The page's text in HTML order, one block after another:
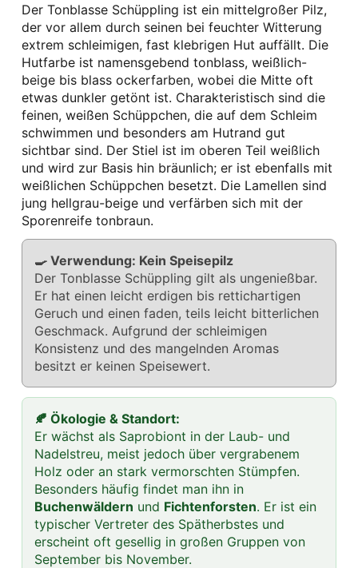
Der Tonblasse Schüppling ist ein mittelgroßer Pilz,
der vor allem durch seinen bei feuchter Witterung
extrem schleimigen, fast klebrigen Hut auffällt. Die
Hutfarbe ist namensgebend tonblass, weißlich-
beige bis blass ockerfarben, wobei die Mitte oft
etwas dunkler getönt ist. Charakteristisch sind die
feinen, weißen Schüppchen, die auf dem Schleim
schwimmen und besonders am Hutrand gut
sichtbar sind. Der Stiel ist im oberen Teil weißlich
und wird zur Basis hin bräunlich; er ist ebenfalls mit
weißlichen Schüppchen besetzt. Die Lamellen sind
jung hellgrau-beige und verfärben sich mit der
Sporenreife tonbraun.
🍳 Verwendung: Kein Speisepilz
Der Tonblasse Schüppling gilt als ungenießbar.
Er hat einen leicht erdigen bis rettichartigen
Geruch und einen faden, teils leicht bitterlichen
Geschmack. Aufgrund der schleimigen
Konsistenz und des mangelnden Aromas
besitzt er keinen Speisewert.
🍂 Ökologie & Standort:
Er wächst als Saprobiont in der Laub- und
Nadelstreu, meist jedoch über vergrabenem
Holz oder an stark vermorschten Stümpfen.
Besonders häufig findet man ihn in
Buchenwäldern und Fichtenforsten. Er ist ein
typischer Vertreter des Spätherbstes und
erscheint oft gesellig in großen Gruppen von
September bis November.